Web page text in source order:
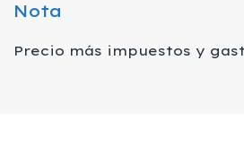
Nota
Precio más impuestos y